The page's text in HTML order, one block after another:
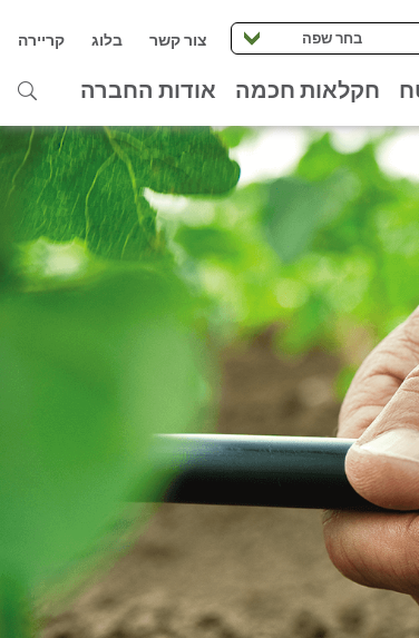
חקלאות חכמה אודות החברה
צור קשר בלוג קריירה בחר שפה